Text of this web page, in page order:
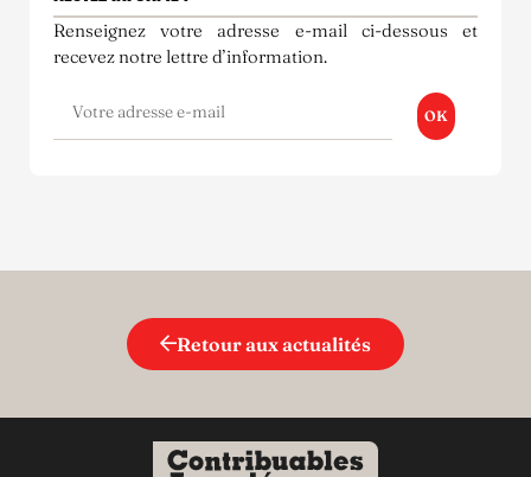
Renseignez votre adresse e-mail ci-dessous et
recevez notre lettre d’information.
OK
Retour aux actualités